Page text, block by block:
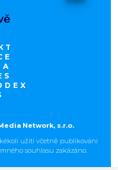
Network, s.r.o.
užití včetně publikování
souhlasu zakázáno.